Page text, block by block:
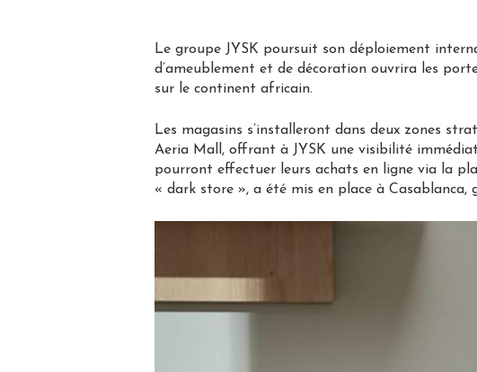
Le groupe JYSK poursuit son déploiement
d’ameublement et de décoration ouvrira les
sur le continent africain.
Les magasins s’installeront dans deux zones
Aeria Mall, offrant à JYSK une visibilité
pourront effectuer leurs achats en ligne via la
« dark store », a été mis en place à